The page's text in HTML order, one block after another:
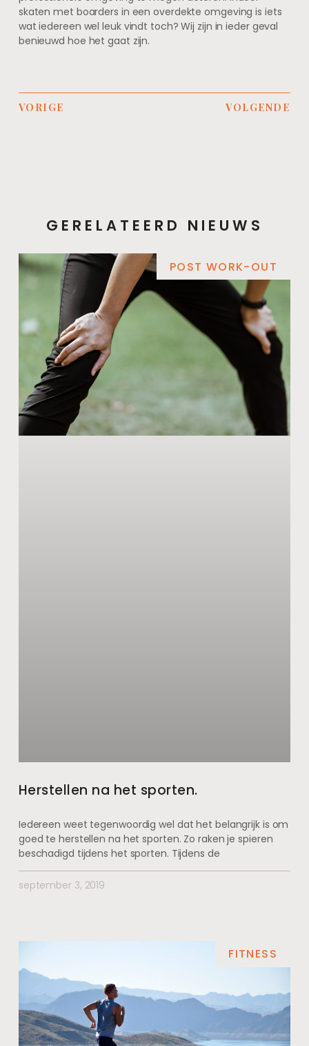
skaten met boarders in een overdekte omgeving is iets
wat iedereen wel leuk vindt toch? Wij zijn in ieder geval
benieuwd hoe het gaat zijn.
VORIGE VOLGENDE
GERELATEERD NIEUWS
POST WORK-OUT
Herstellen na het sporten.
Iedereen weet tegenwoordig wel dat het belangrijk is om
goed te herstellen na het sporten. Zo raken je spieren
beschadigd tijdens het sporten. Tijdens de
september 3, 2019
FITNESS